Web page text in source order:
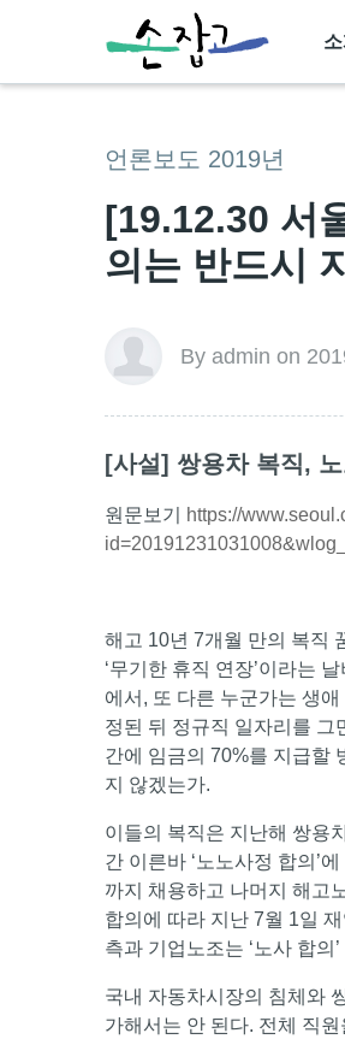
소
언론보도 2019년
[19.12.30 서
의는 반드시
By admin on
[사설] 쌍용차 복직,
원문보기
https://
해고 10년 7개월 만의 복직
‘무기한 휴직 연장’이라는
에서, 또 다른 누군가는 생
정된 뒤 정규직 일자리를 그
간에 임금의 70%를 지급할
지 않겠는가.
이들의 복직은 지난해 쌍용
간 이른바 ‘노노사정 합의’
까지 채용하고 나머지 해고
합의에 따라 지난 7월 1일
측과 기업노조는 ‘노사 합
국내 자동차시장의 침체와
가해서는 안 된다. 전체 직